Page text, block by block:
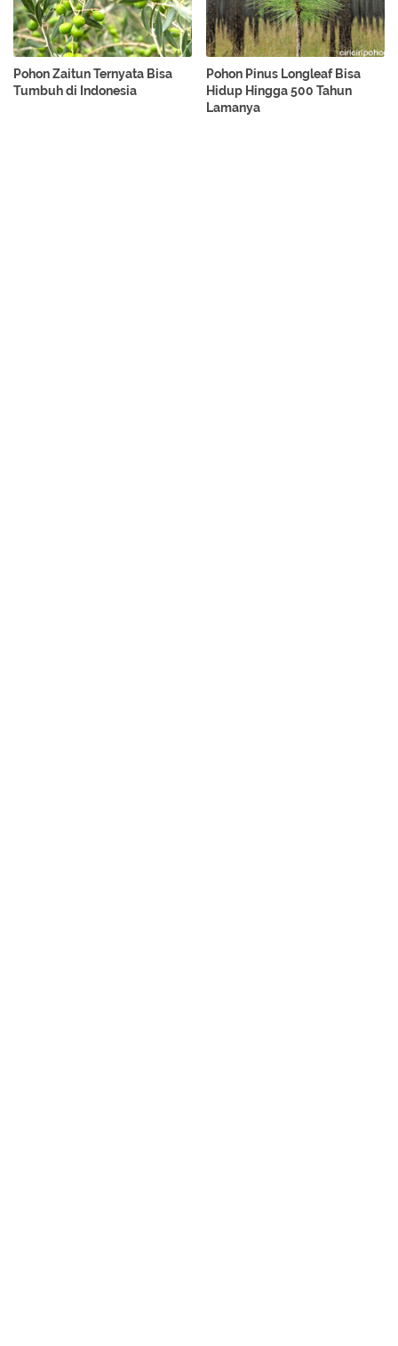
Pohon Zaitun Ternyata Bisa
Tumbuh di Indonesia
Pohon Pinus Longleaf Bisa
Hidup Hingga 500 Tahun
Lamanya